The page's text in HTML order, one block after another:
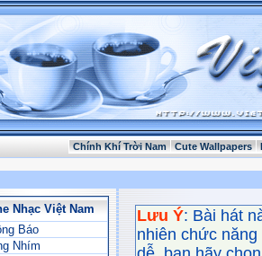
Chính Khí Trời Nam Cute Wallpapers
Nhạc Việt Nam
Báo
Nhím
Lưu Ý: Bài hát
nhiên chức